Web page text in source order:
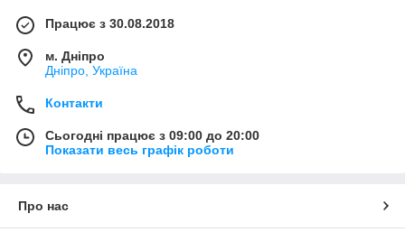
Працює з 30.08.2018
м. Дніпро
Дніпро, Україна
Контакти
Сьогодні працює з 09:00 до 20:00
Показати весь графік роботи
Про нас